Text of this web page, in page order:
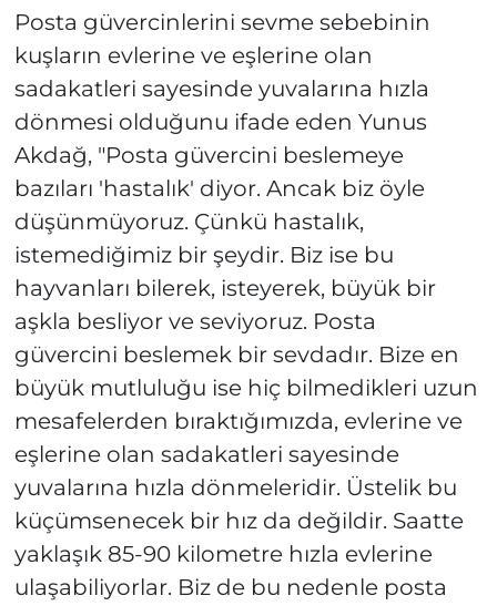
Posta güvercinlerini sevme sebebinin
kuşların evlerine ve eşlerine olan
sadakatleri sayesinde yuvalarına hızla
dönmesi olduğunu ifade eden Yunus
Akdağ, "Posta güvercini beslemeye
bazıları 'hastalık' diyor. Ancak biz öyle
düşünmüyoruz. Çünkü hastalık,
istemediğimiz bir şeydir. Biz ise bu
hayvanları bilerek, isteyerek, büyük bir
aşkla besliyor ve seviyoruz. Posta
güvercini beslemek bir sevdadır. Bize en
büyük mutluluğu ise hiç bilmedikleri uzun
mesafelerden bıraktığımızda, evlerine ve
eşlerine olan sadakatleri sayesinde
yuvalarına hızla dönmeleridir. Üstelik bu
küçümsenecek bir hız da değildir. Saatte
yaklaşık 85-90 kilometre hızla evlerine
ulaşabiliyorlar. Biz de bu nedenle posta